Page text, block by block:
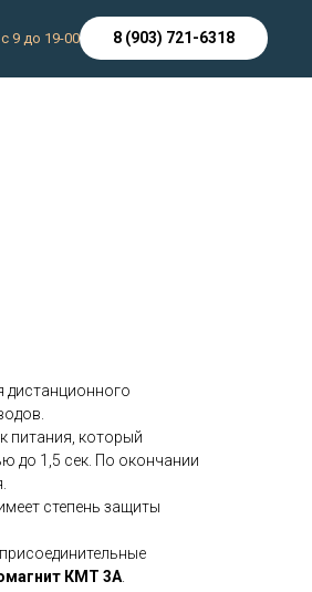
9 до 19-00 8 (903) 721-6318
дистанционного
питания, который
до 1,5 сек. По окончании
степень защиты
КМТ 3А.